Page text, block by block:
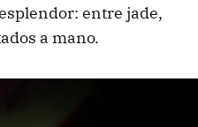
entre jade,
a mano.